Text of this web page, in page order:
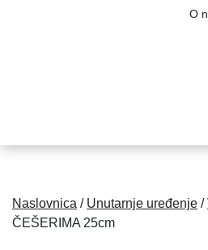
O
Naslovnica / Unutarnje uređenje /
ČEŠERIMA 25cm